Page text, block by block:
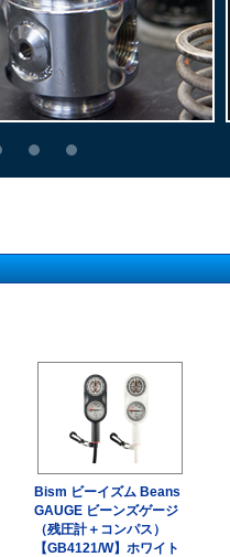
Bism ビーイズム Beans
GAUGE ビーンズゲージ
（残圧計＋コンパス）
【GB4121/W】ホワイト